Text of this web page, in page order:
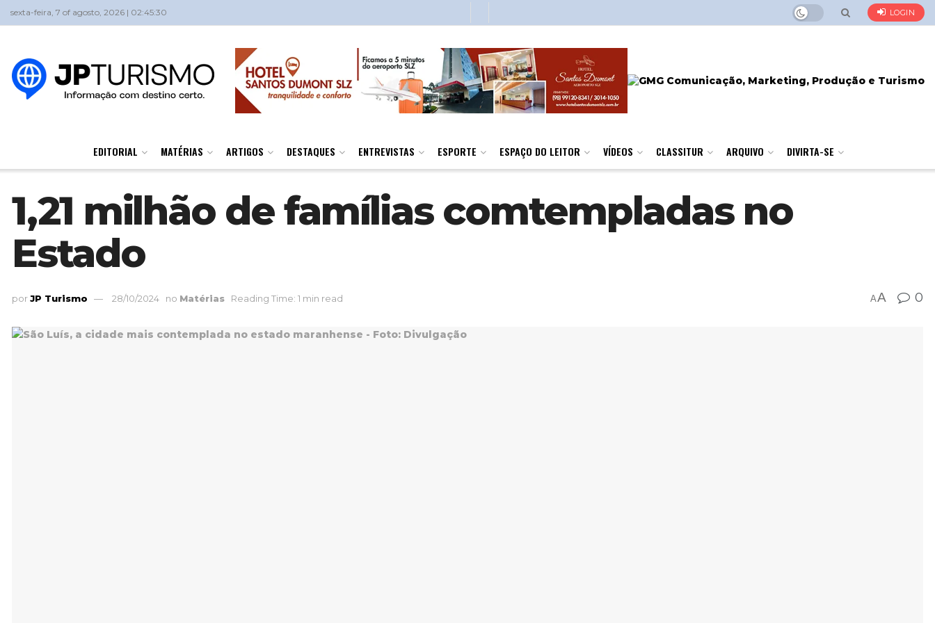
sexta-feira, 7 of agosto, 2026 | 02:45:30 LOGIN
EDITORIAL MATÉRIAS ARTIGOS DESTAQUES ENTREVISTAS ESPORTE ESPAÇO DO LEITOR VÍDEOS CLASSITUR ARQUIVO DIVIRTA-SE
1,21 milhão de famílias comtempladas no
Estado
porJP Turismo 28/10/2024 no Matérias Reading Time: 1 min read AA 0